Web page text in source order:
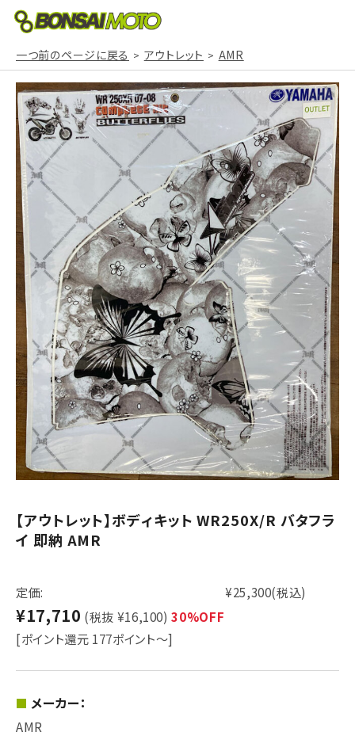
一つ前のページに戻る アウトレット AMR
【アウトレット】ボディキット WR250X/R バタフラ
イ 即納 AMR
定価: ¥25,300(税込)
¥17,710 (税抜 ¥16,100) 30%OFF
[ポイント還元 177ポイント～]
メーカー：
AMR